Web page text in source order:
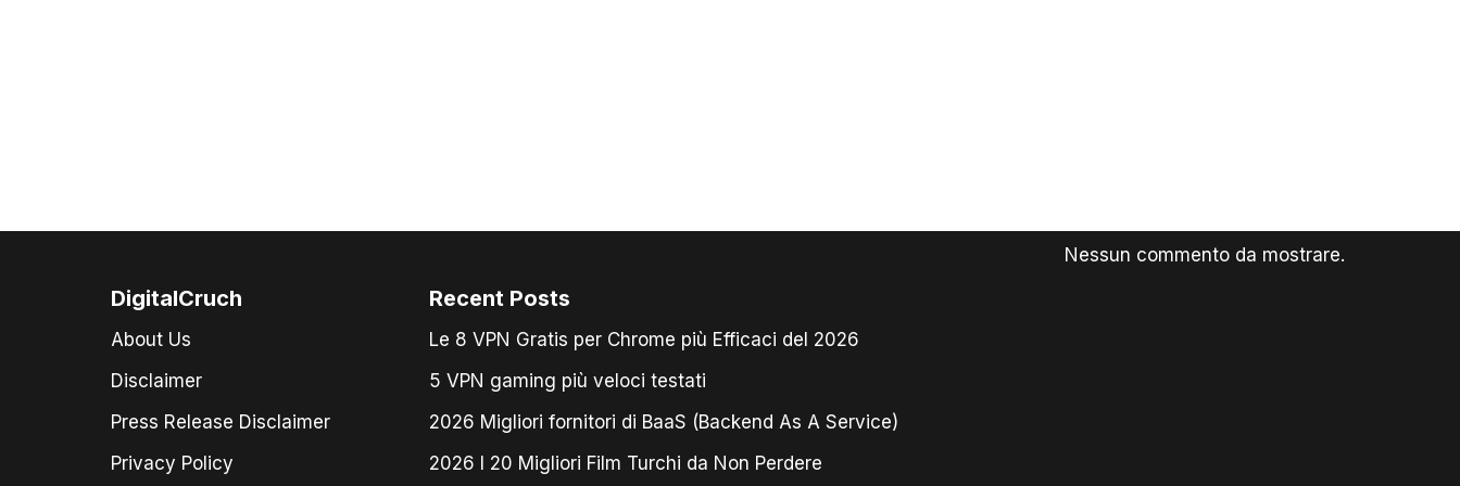
DigitalCruch
About Us
Disclaimer
Press Release Disclaimer
Privacy Policy
Recent Posts
Le 8 VPN Gratis per Chrome più Efficaci del 2026
5 VPN gaming più veloci testati
2026 Migliori fornitori di BaaS (Backend As A Service)
2026 I 20 Migliori Film Turchi da Non Perdere
Nessun commento da mostrare.